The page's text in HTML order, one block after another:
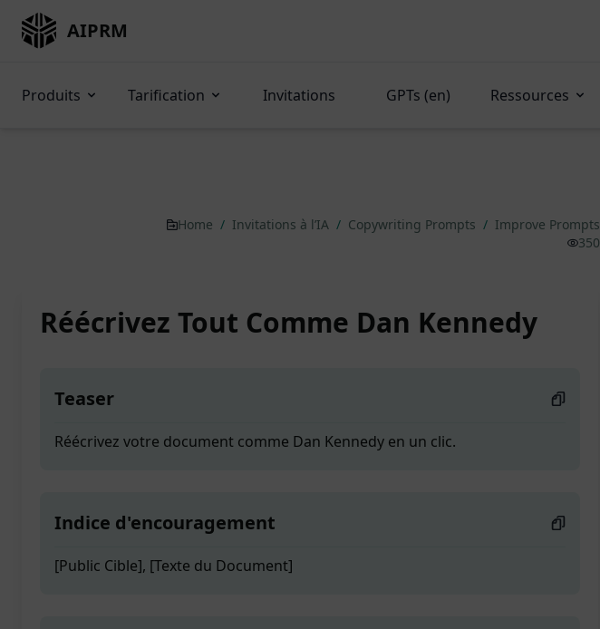
AIPRM
Produits Tarification Invitations GPTs (en) Ressources
Home / Invitations à l’IA / Copywriting Prompts / Improve Prompts
350
Réécrivez Tout Comme Dan Kennedy
Teaser
Réécrivez votre document comme Dan Kennedy en un clic.
Indice d'encouragement
[Public Cible], [Texte du Document]